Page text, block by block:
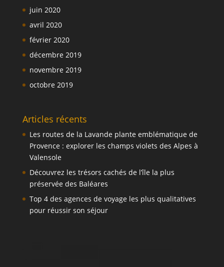
juin 2020
avril 2020
février 2020
décembre 2019
novembre 2019
octobre 2019
Articles récents
Les routes de la Lavande plante emblématique de
Provence : explorer les champs violets des Alpes à
Valensole
Découvrez les trésors cachés de l’île la plus
préservée des Baléares
Top 4 des agences de voyage les plus qualitatives
pour réussir son séjour